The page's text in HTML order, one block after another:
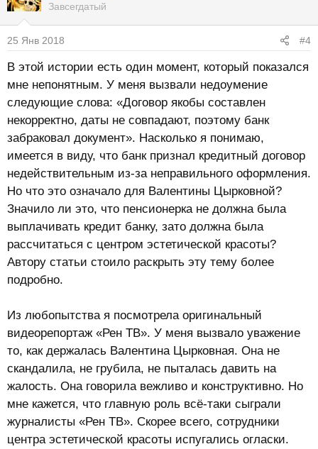
Завсегдатый
25 Янв 2018 #4
В этой истории есть один момент, который показался
мне непонятным. У меня вызвали недоумение
следующие слова: «Договор якобы составлен
некорректно, даты не совпадают, поэтому банк
забраковал документ». Насколько я понимаю,
имеется в виду, что банк признал кредитный договор
недействительным из-за неправильного оформления.
Но что это означало для Валентины Цырковной?
Значило ли это, что пенсионерка не должна была
выплачивать кредит банку, зато должна была
рассчитаться с центром эстетической красоты?
Автору статьи стоило раскрыть эту тему более
подробно.
Из любопытства я посмотрела оригинальный
видеорепортаж «Рен ТВ». У меня вызвало уважение
то, как держалась Валентина Цырковная. Она не
скандалила, не грубила, не пыталась давить на
жалость. Она говорила вежливо и конструктивно. Но
мне кажется, что главную роль всё-таки сыграли
журналисты «Рен ТВ». Скорее всего, сотрудники
центра эстетической красоты испугались огласки.